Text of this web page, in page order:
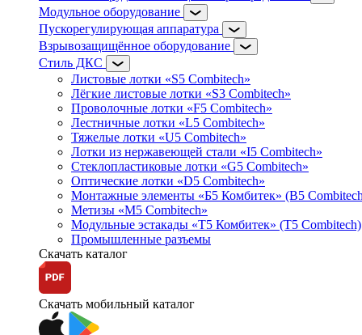
Модульное оборудование
Пускорегулирующая аппаратура
Взрывозащищённое оборудование
Стиль ДКС
Листовые лотки «S5 Combitech»
Лёгкие листовые лотки «S3 Combitech»
Проволочные лотки «F5 Combitech»
Лестничные лотки «L5 Combitech»
Тяжелые лотки «U5 Combitech»
Лотки из нержавеющей стали «I5 Combitech»
Стеклопластиковые лотки «G5 Combitech»
Оптические лотки «D5 Combitech»
Монтажные элементы «Б5 Комбитек» (B5
Метизы «M5 Combitech»
Модульные эстакады «Т5 Комбитек» (T5 Combitech)
Промышленные разъемы
Скачать каталог
Скачать мобильный каталог